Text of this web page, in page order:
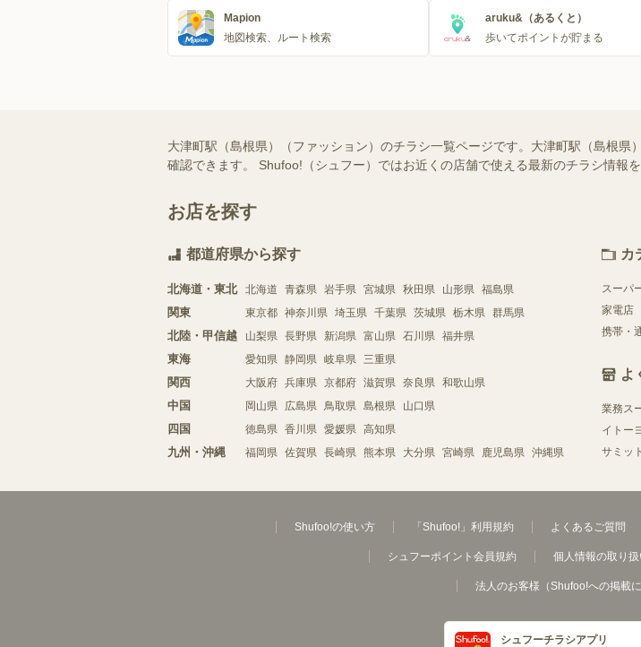
Mapion
地図検索、ルート検索
aruku&（あるくと）
歩いてポイントが貯まる
大津町駅（島根県）（ファッション）のチラシ一覧ページです。大津町駅（島根
確認できます。 Shufoo!（シュフー）ではお近くの店舗で使える最新のチラシ情報
お店を探す
都道府県から探す
北海道・東北 北海道 青森県 岩手県 宮城県 秋田県 山形県 福島県
関東 東京都 神奈川県 埼玉県 千葉県 茨城県 栃木県 群馬県
北陸・甲信越 山梨県 長野県 新潟県 富山県 石川県 福井県
東海 愛知県 静岡県 岐阜県 三重県
関西 大阪府 兵庫県 京都府 滋賀県 奈良県 和歌山県
中国 岡山県 広島県 鳥取県 島根県 山口県
四国 徳島県 香川県 愛媛県 高知県
九州・沖縄 福岡県 佐賀県 長崎県 熊本県 大分県 宮崎県 鹿児島県 沖縄県
カ
スーパ
家電店
携帯・
よ
業務ス
イトー
サミット
Shufoo!の使い方 「Shufoo!」利用規約 よくあるご質問
シュフーポイント会員規約 個人情報の取り
法人のお客様（Shufoo!への掲載
シュフーチラシアプリ